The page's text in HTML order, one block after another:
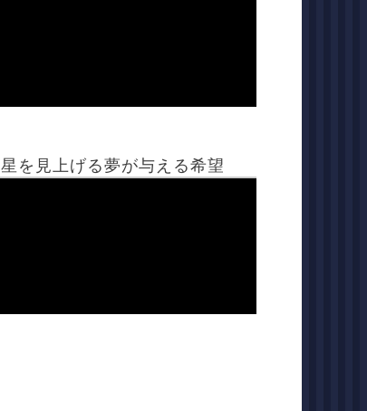
星を見上げる夢が与える希望